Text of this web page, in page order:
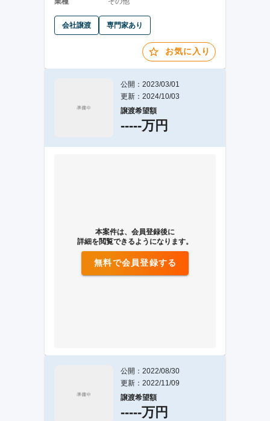
会社譲渡 専門家あり
お気に入り
公開：2023/03/01
更新：2024/10/03
譲渡希望額
-----万円
本案件は、会員登録後に
詳細を閲覧できるようになります。
無料で会員登録する
公開：2022/08/30
更新：2022/11/09
譲渡希望額
-----万円